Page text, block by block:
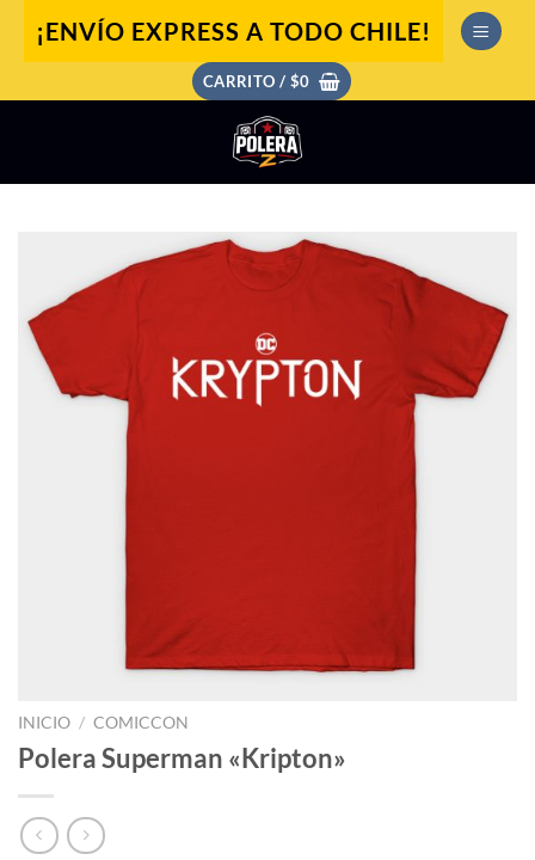
¡ENVÍO EXPRESS A TODO CHILE!
CARRITO / $0
INICIO / COMICCON
Polera Superman «Kripton»